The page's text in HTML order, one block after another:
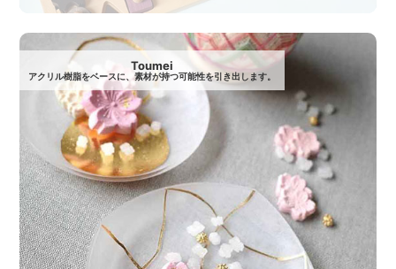
Toumei
アクリル樹脂をベースに、素材が持つ可能性を引き出します。